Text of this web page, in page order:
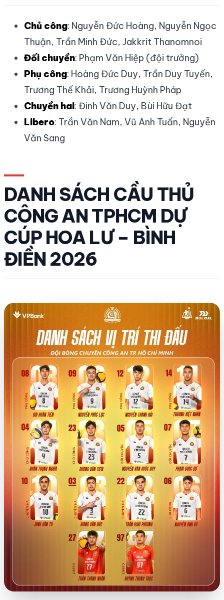
Chủ công: Nguyễn Đức Hoàng, Nguyễn Ngọc
Thuận, Trần Minh Đức, Jakkrit Thanomnoi
Đối chuyền: Phạm Văn Hiệp (đội trưởng)
Phụ công: Hoàng Đức Duy, Trần Duy Tuyến,
Trương Thế Khải, Trương Huỳnh Pháp
Chuyền hai: Đinh Văn Duy, Bùi Hữu Đạt
Libero: Trần Văn Nam, Vũ Anh Tuấn, Nguyễn
Văn Sang
DANH SÁCH CẦU THỦ
CÔNG AN TPHCM DỰ
CÚP HOA LƯ – BÌNH
ĐIỀN 2026